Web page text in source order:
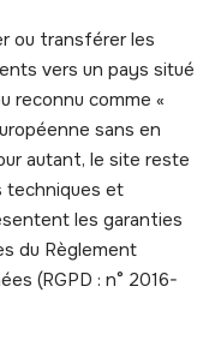
ou transférer les
vers un pays situé
reconnu comme «
sans en
autant, le site reste
techniques et
les garanties
du Règlement
(RGPD : n° 2016-